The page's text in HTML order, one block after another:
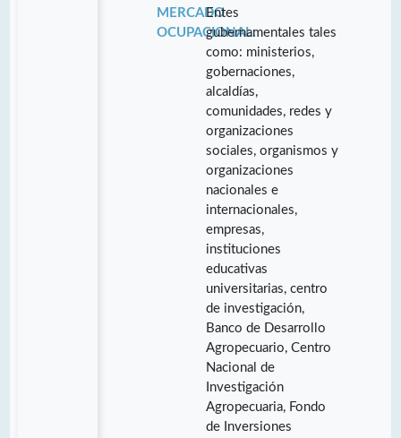
MERCADO
OCUPACIONAL:
Entes
gubernamentales tales
como: ministerios,
gobernaciones,
alcaldías,
comunidades, redes y
organizaciones
sociales, organismos y
organizaciones
nacionales e
internacionales,
empresas,
instituciones
educativas
universitarias, centro
de investigación,
Banco de Desarrollo
Agropecuario, Centro
Nacional de
Investigación
Agropecuaria, Fondo
de Inversiones